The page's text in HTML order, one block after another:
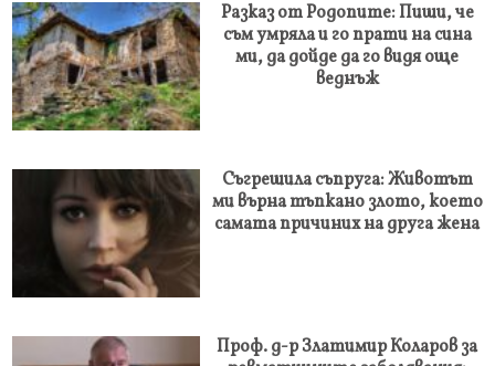
Разказ от Родопите: Пиши, че
съм умряла и го прати на сина
ми, да дойде да го видя още
веднъж
Съгрешила съпруга: Животът
ми върна тъпкано злото, което
самата причиних на друга жена
Проф. д-р Златимир Коларов за